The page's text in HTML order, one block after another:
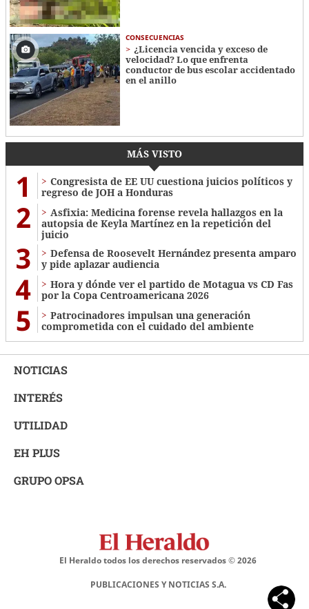
CONSECUENCIAS
¿Licencia vencida y exceso de
velocidad? Lo que enfrenta
conductor de bus escolar accidentado
en el anillo
MÁS VISTO
1
Congresista de EE UU cuestiona juicios políticos y
regreso de JOH a Honduras
2
Asfixia: Medicina forense revela hallazgos en la
autopsia de Keyla Martínez en la repetición del
juicio
3
Defensa de Roosevelt Hernández presenta amparo
y pide aplazar audiencia
4
Hora y dónde ver el partido de Motagua vs CD Fas
por la Copa Centroamericana 2026
5
Patrocinadores impulsan una generación
comprometida con el cuidado del ambiente
NOTICIAS
INTERÉS
UTILIDAD
EH PLUS
GRUPO OPSA
El Heraldo todos los derechos reservados ©2026
PUBLICACIONES Y NOTICIAS S.A.